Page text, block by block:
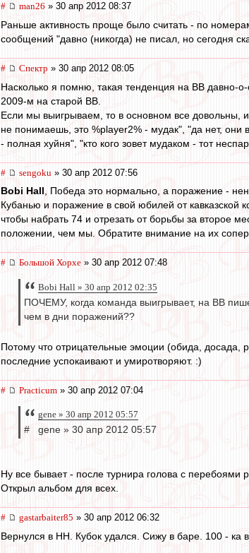
# man26 » 30 апр 2012 08:37
Раньше активность проще было считать - по
сообщений "давно (никогда) не писал, но сегодня
# Спектр » 30 апр 2012 08:05
Насколько я помню, такая тенденция на ВВ давно-
2009-м на старой ВВ.
Если мы выигрываем, то в основном все довольны,
не понимаешь, это %player2% - мудак", "да нет, они
- полная хуйня", "кто кого зовет мудаком - тот
# sengoku » 30 апр 2012 07:56
Bobi Hall, Победа это нормально, а поражение -
Кубанью и поражение в свой юбилей от
чтобы набрать 74 и отрезать от борьбы за второе
положении, чем мы. Обратите внимание на их
# Большой Хорхе » 30 апр 2012 07:48
Bobi Hall » 30 апр 2012 02:35
ПОЧЕМУ, когда команда выигрывает, на ВВ
чем в дни поражений??
Потому что отрицательные эмоции (обида, досада,
последние успокаивают и умиротворяют. :)
# Practicum » 30 апр 2012 07:04
gene » 30 апр 2012 05:57
# gene » 30 апр 2012 05:57
Ну все бывает - после турнира голова с перебоями
Открыл альбом для всех.
# gastarbaiter85 » 30 апр 2012 06:32
Вернулся в НН. Кубок удался. Сижу в баре. 100 - ка